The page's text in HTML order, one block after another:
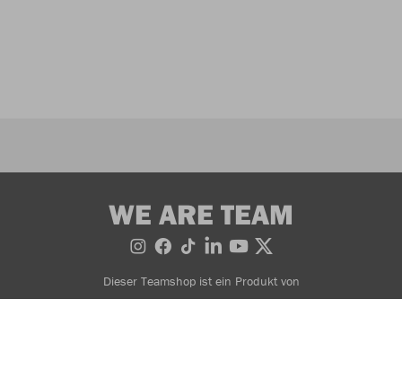
WE ARE TEAM
Dieser Teamshop ist ein Produkt von